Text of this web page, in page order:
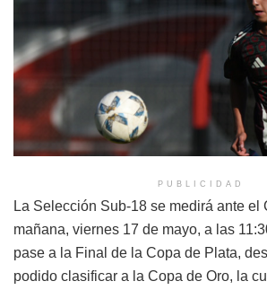
PUBLICIDAD
La Selección Sub-18 se medirá ante el
mañana, viernes 17 de mayo, a las
pase a la Final de la Copa de Plata,
podido clasificar a la Copa de Oro, la